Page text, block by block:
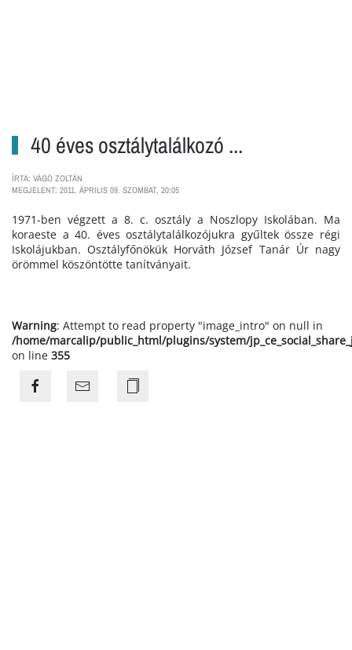
40 éves osztálytalálkozó ...
ÍRTA: VÁGÓ ZOLTÁN
MEGJELENT: 2011. ÁPRILIS 09. SZOMBAT, 20:05
1971-ben végzett a 8. c. osztály a Noszlopy Iskolában. Ma
koraeste a 40. éves osztálytalálkozójukra gyűltek össze régi
Iskolájukban. Osztályfőnökük Horváth József Tanár Úr nagy
örömmel köszöntötte tanítványait.
Warning: Attempt to read property "image_intro" on null in
/home/marcalip/public_html/plugins/system/
on line 355